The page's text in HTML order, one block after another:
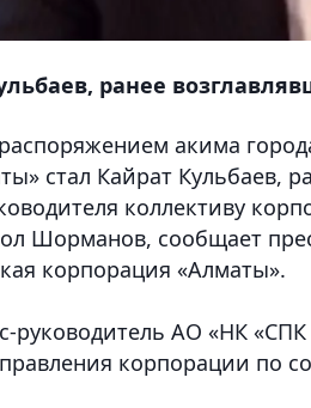
ранее
акима
стал Кайрат Кульбаев,
коллективу
Шорманов, сообщает
корпорация «Алматы».
руководитель АО «НК
правления корпорации по